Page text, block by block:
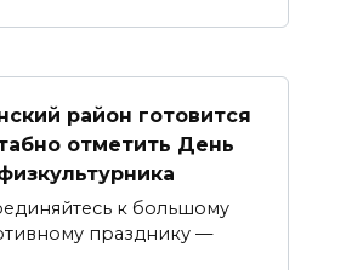
район готовится
отметить День
к большому
празднику —